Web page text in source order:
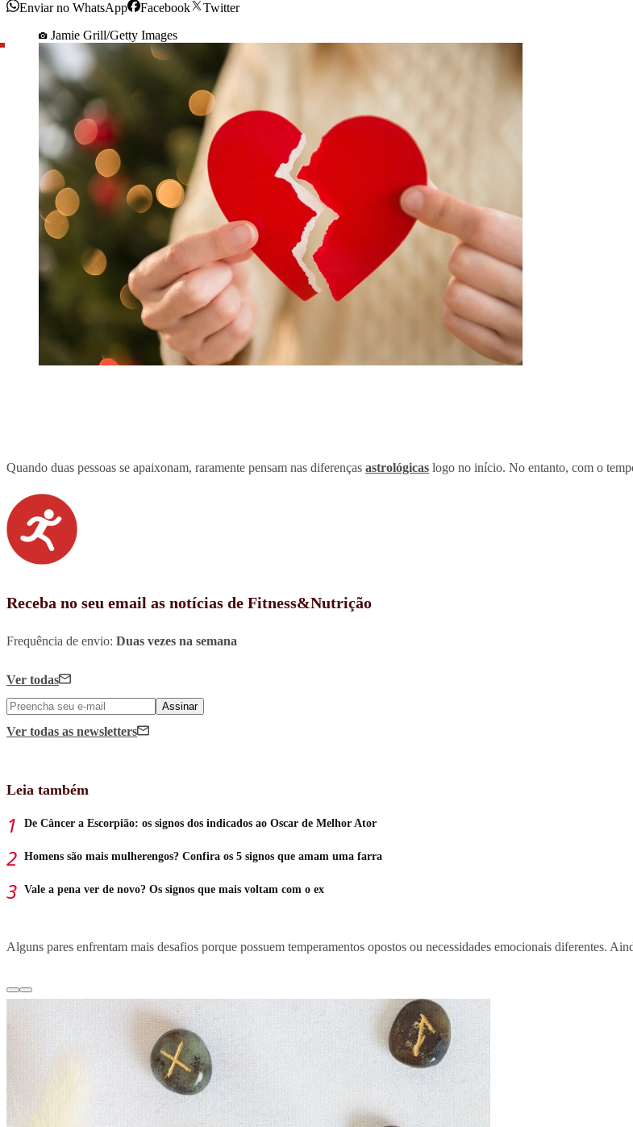
Enviar no WhatsApp Facebook
Twitter
Jamie Grill/Getty Images
Quando duas pessoas se apaixonam, raramente pensam nas diferenças astrológicas logo no início. No entanto, com o
Receba no seu email as notícias de Fitness&Nutrição
Frequência de envio: Duas vezes na semana
Ver todas
Assinar
Ver todas as newsletters
Leia também
De Câncer a Escorpião: os signos dos indicados ao Oscar de Melhor Ator
Homens são mais mulherengos? Confira os 5 signos que amam uma farra
Vale a pena ver de novo? Os signos que mais voltam com o ex
Alguns pares enfrentam mais desafios porque possuem temperamentos opostos ou necessidades emocionais diferentes.